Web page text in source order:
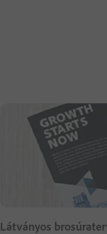
Látványos